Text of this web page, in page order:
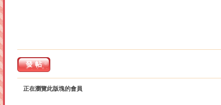
發帖
正在瀏覽此版塊的會員